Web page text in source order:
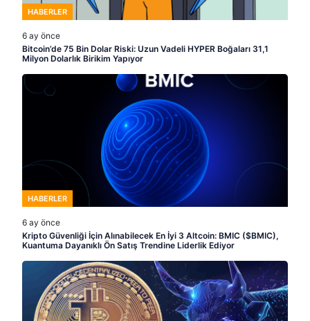
HABERLER
6 ay önce
Bitcoin’de 75 Bin Dolar Riski: Uzun Vadeli HYPER Boğaları 31,1
Milyon Dolarlık Birikim Yapıyor
HABERLER
6 ay önce
Kripto Güvenliği İçin Alınabilecek En İyi 3 Altcoin: BMIC ($BMIC),
Kuantuma Dayanıklı Ön Satış Trendine Liderlik Ediyor